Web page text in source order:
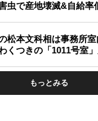
虫で産地壊滅&自給率
松本文科相は事務所
くつきの「1011号室
もっとみる